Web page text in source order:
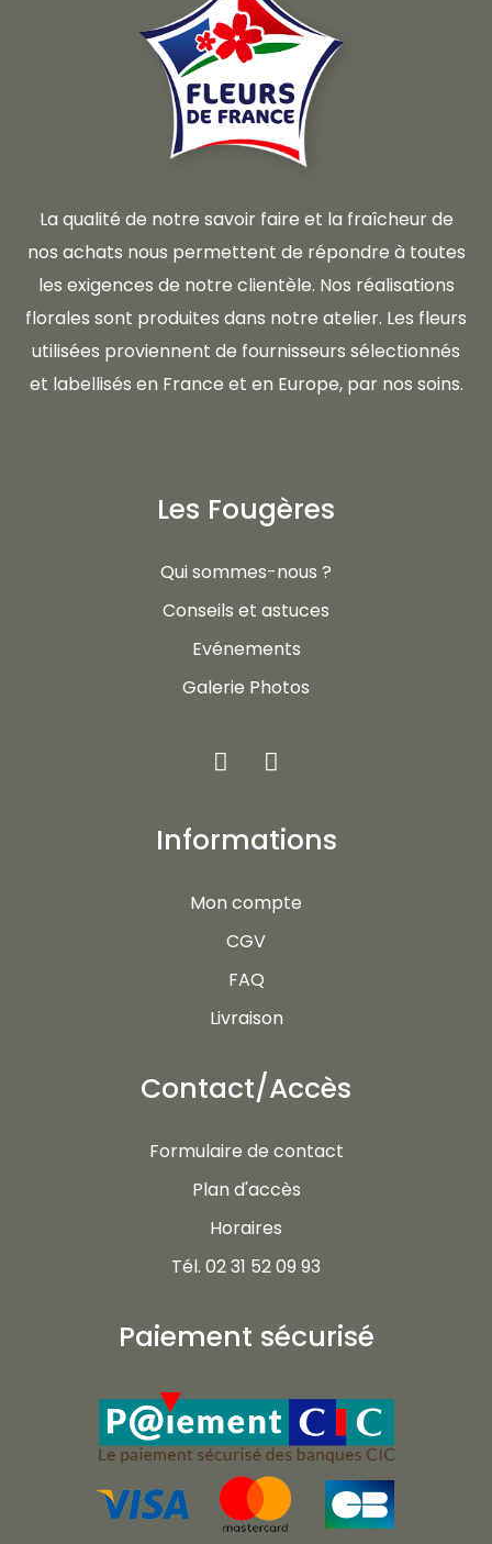
La qualité de notre savoir faire et la fraîcheur de
nos achats nous permettent de répondre à toutes
les exigences de notre clientèle. Nos réalisations
florales sont produites dans notre atelier. Les fleurs
utilisées proviennent de fournisseurs sélectionnés
et labellisés en France et en Europe, par nos soins.
Les Fougères
Qui sommes-nous ?
Conseils et astuces
Evénements
Galerie Photos
Informations
Mon compte
CGV
FAQ
Livraison
Contact/Accès
Formulaire de contact
Plan d'accès
Horaires
Tél. 02 31 52 09 93
Paiement sécurisé